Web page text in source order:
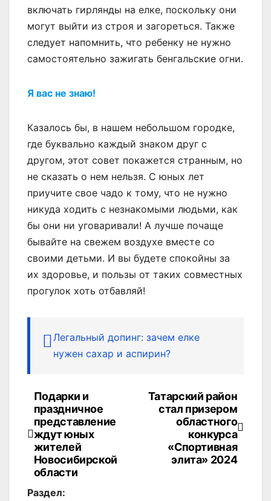
включать гирлянды на елке, поскольку они
могут выйти из строя и загореться. Также
следует напомнить, что ребенку не нужно
самостоятельно зажигать бенгальские огни.
Я вас не знаю!
Казалось бы, в нашем небольшом городке,
где буквально каждый знаком друг с
другом, этот совет покажется странным, но
не сказать о нем нельзя. С юных лет
приучите свое чадо к тому, что не нужно
никуда ходить с незнакомыми людьми, как
бы они ни уговаривали! А лучше почаще
бывайте на свежем воздухе вместе со
своими детьми. И вы будете спокойны за
их здоровье, и пользы от таких совместных
прогулок хоть отбавляй!
Легальный допинг: зачем елке
нужен сахар и аспирин?
Навигация
по
записям
Татарский район
стал призером
областного
конкурса
«Спортивная
элита» 2024
Подарки и
праздничное
представление
ждут юных
жителей
Новосибирской
области
Раздел: